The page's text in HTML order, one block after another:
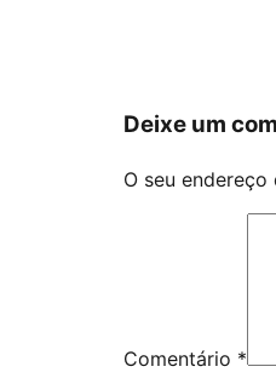
Deixe um
O seu
Comentário *